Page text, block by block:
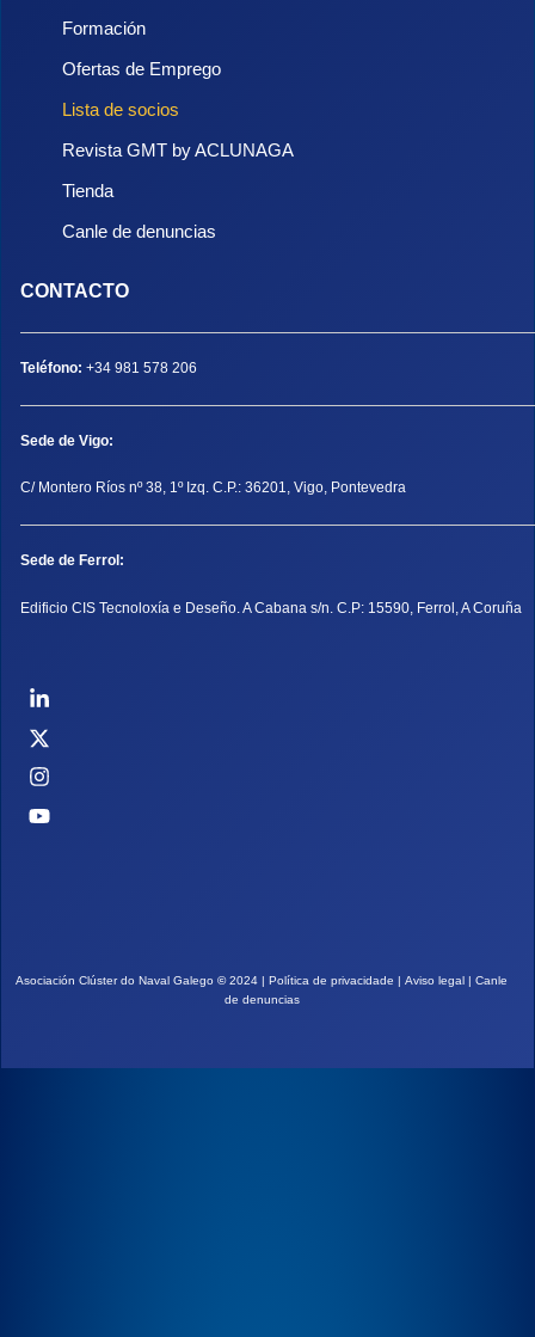
Formación
Ofertas de Emprego
Lista de socios
Revista GMT by ACLUNAGA
Tienda
Canle de denuncias
CONTACTO
Teléfono: +34 981 578 206
Sede de Vigo:
C/ Montero Ríos nº 38, 1º Izq. C.P.: 36201, Vigo, Pontevedra
Sede de Ferrol:
Edificio CIS Tecnoloxía e Deseño. A Cabana s/n. C.P: 15590, Ferrol, A Coruña
Asociación Clúster do Naval Galego ©2024 | Política de privacidade Aviso legal
Canle
de denuncias